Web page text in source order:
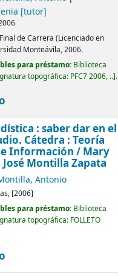
[tutor]
de Carrera (Licenciado en
Monteávila, 2006.
para préstamo: Biblioteca
topográfica: PFC7 2006, .. .
: saber dar en el
Cátedra : Teoría
Información / Mary
Montilla Zapata
Antonio
[2006]
para préstamo: Biblioteca
topográfica: FOLLETO